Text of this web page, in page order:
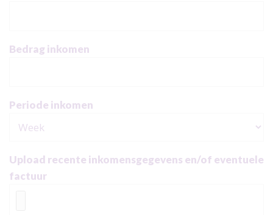
Bedrag inkomen
Periode inkomen
Upload recente inkomensgegevens en/of eventuele
factuur